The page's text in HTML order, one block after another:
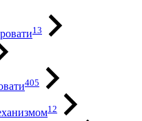
13
405
12